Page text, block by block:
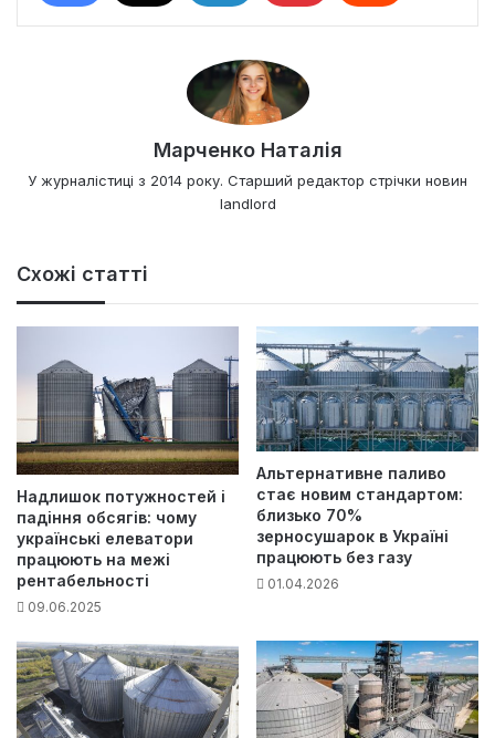
Марченко Наталія
У журналістиці з 2014 року. Старший редактор стрічки новин
landlord
Схожі статті
Надлишок потужностей і
падіння обсягів: чому
українські елеватори
працюють на межі
рентабельності
09.06.2025
Альтернативне паливо
стає новим стандартом:
близько 70%
зерносушарок в Україні
працюють без газу
01.04.2026